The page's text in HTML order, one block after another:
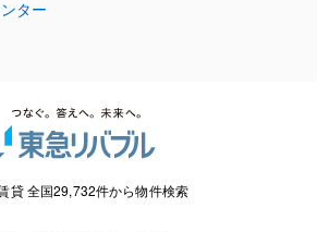
ター
貸 全国29,732件から物件検索